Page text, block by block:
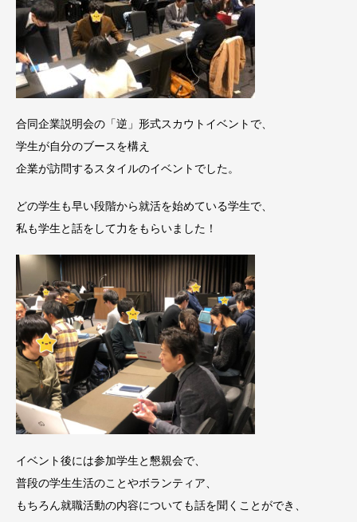
合同企業説明会の「逆」形式スカウトイベントで、
学生が自分のブースを構え
企業が訪問するスタイルのイベントでした。
どの学生も早い段階から就活を始めている学生で、
私も学生と話をして力をもらいました！
イベント後には参加学生と懇親会で、
普段の学生生活のことやボランティア、
もちろん就職活動の内容についても話を聞くことができ、